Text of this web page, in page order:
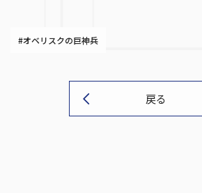
#オベリスクの巨神兵
戻る